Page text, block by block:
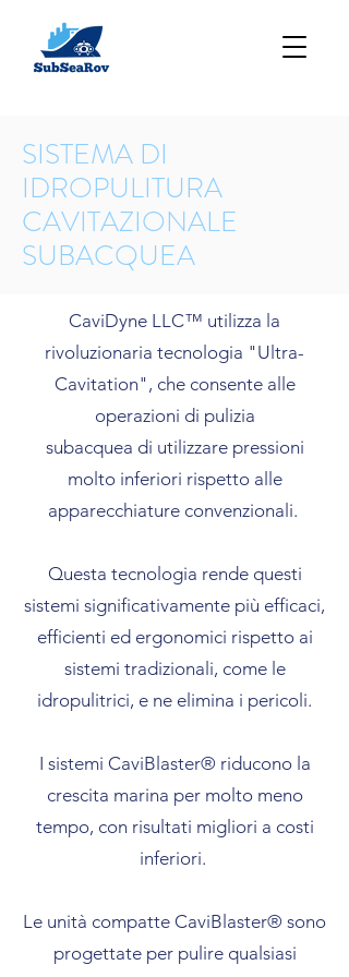
SISTEMA DI
IDROPULITURA
CAVITAZIONALE
SUBACQUEA
CaviDyne LLC™ utilizza la
rivoluzionaria tecnologia "Ultra-
Cavitation", che consente alle
operazioni di pulizia
subacquea di utilizzare pressioni
molto inferiori rispetto alle
apparecchiature convenzionali.
Questa tecnologia rende questi
sistemi significativamente più efficaci,
efficienti ed ergonomici rispetto ai
sistemi tradizionali, come le
idropulitrici, e ne elimina i pericoli.
I sistemi CaviBlaster® riducono la
crescita marina per molto meno
tempo, con risultati migliori a costi
inferiori.
Le unità compatte CaviBlaster® sono
progettate per pulire qualsiasi